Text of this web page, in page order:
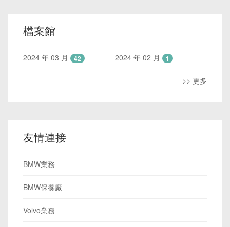
檔案館
2024 年 03 月 42 2024 年 02 月 1
>> 更多
友情連接
BMW業務
BMW保養廠
Volvo業務